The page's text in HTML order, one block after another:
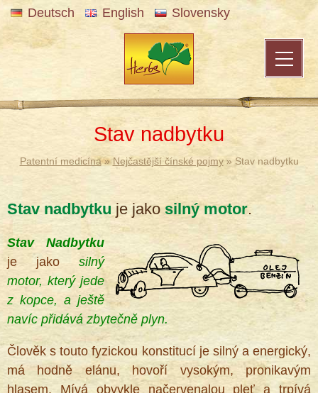
Deutsch English Slovensky
Stav nadbytku
Patentní medicína»Nejčastější čínské pojmy» Stav nadbytku
Stav nadbytku je jako silný motor.
Stav Nadbytku
je jako silný
motor, který jede
z kopce, a ještě
navíc přidává zbytečně plyn.
Člověk s touto fyzickou konstitucí je silný a energický,
má hodně elánu, hovoří vysokým, pronikavým
hlasem. Mívá obvykle načervenalou pleť a trpívá
®